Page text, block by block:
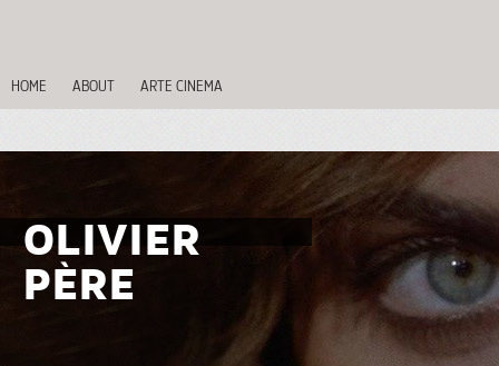
HOME ABOUT ARTE CINEMA
OLIVIER
PÈRE